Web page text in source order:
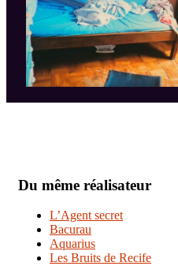
Du même réalisateur
L’Agent secret
Bacurau
Aquarius
Les Bruits de Recife